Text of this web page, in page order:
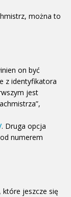
można to
on być
z identyfikatora
jest
. Druga opcja
numerem
jeszcze się